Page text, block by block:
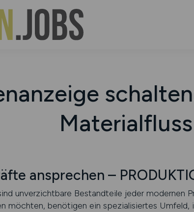
Materialfluss
ansprechen –
unverzichtbare Bestandteile jeder modernen
möchten, benötigen ein spezialisiertes Umfeld,